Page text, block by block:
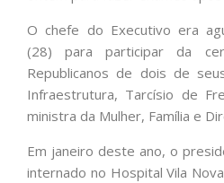
O chefe do Executivo era
(28) para participar da
Republicanos de dois de
Infraestrutura, Tarcísio de
ministra da Mulher, Família e
Em janeiro deste ano, o
internado no Hospital Vila